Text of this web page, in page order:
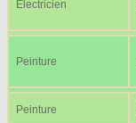
Electricien
Peinture
Peinture